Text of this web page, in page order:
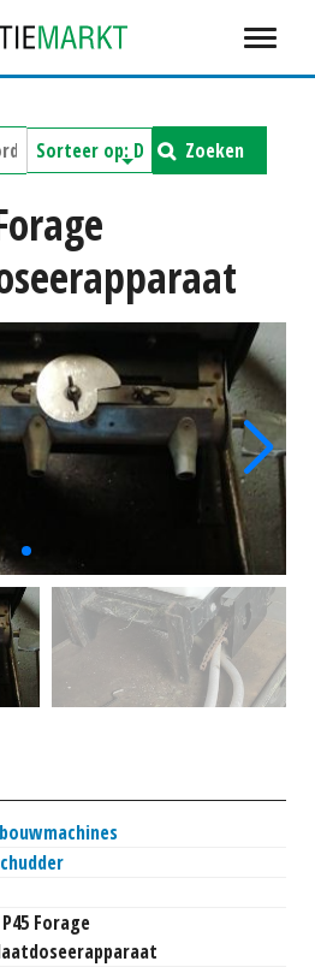
Zoeken
Forage